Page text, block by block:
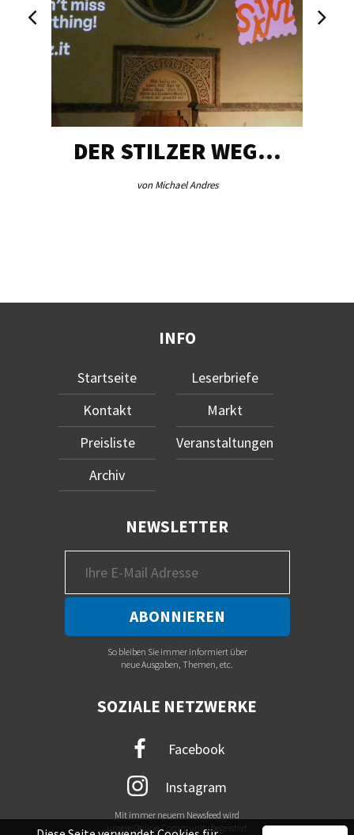
DER STILZER WEG…
von Michael Andres
INFO
Startseite
Kontakt
Preisliste
Archiv
Leserbriefe
Markt
Veranstaltungen
NEWSLETTER
So bleiben Sie immer informiert über
neue Ausgaben, Themen, etc.
SOZIALE NETZWERKE
Facebook
Instagram
Mit immer neuem Newsfeed wird
unsere Online-Community begeistert